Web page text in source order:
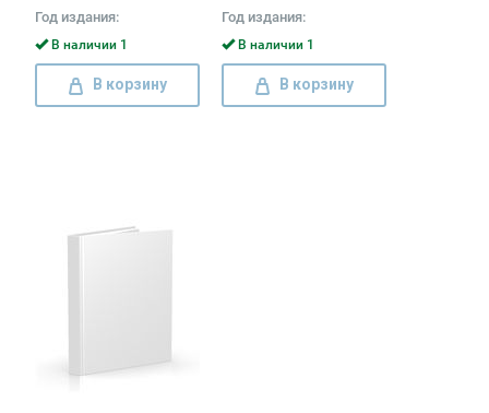
Энциклопедический
словарь Гранат
Год издания:
В наличии 1
В корзину
Год издания:
В наличии 1
В корзину